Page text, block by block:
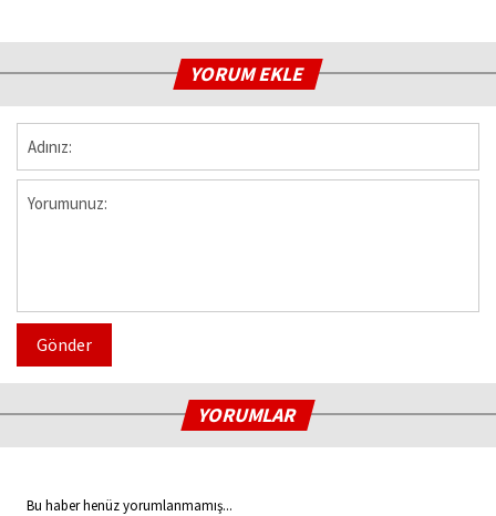
YORUM EKLE
Gönder
YORUMLAR
Bu haber henüz yorumlanmamış...